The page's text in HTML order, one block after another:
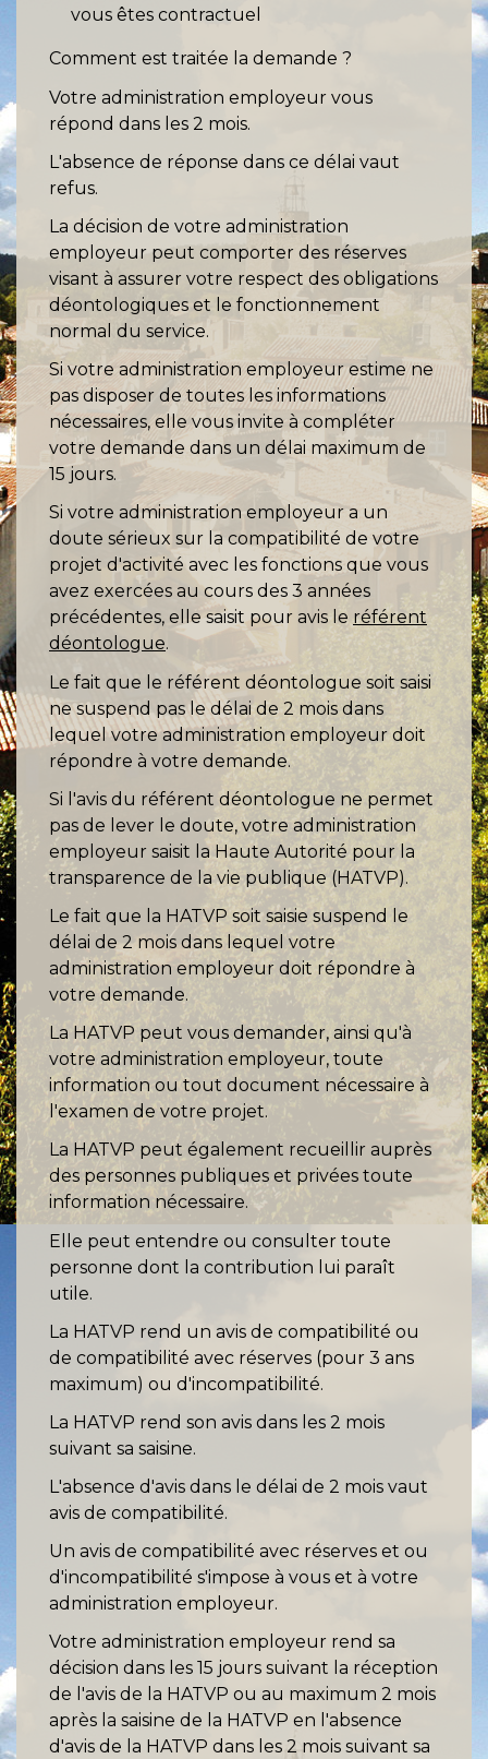
vous êtes contractuel
Comment est traitée la demande ?
Votre administration employeur vous
répond dans les 2 mois.
L'absence de réponse dans ce délai vaut
refus.
La décision de votre administration
employeur peut comporter des réserves
visant à assurer votre respect des obligations
déontologiques et le fonctionnement
normal du service.
Si votre administration employeur estime ne
pas disposer de toutes les informations
nécessaires, elle vous invite à compléter
votre demande dans un délai maximum de
15 jours.
Si votre administration employeur a un
doute sérieux sur la compatibilité de votre
projet d'activité avec les fonctions que vous
avez exercées au cours des 3 années
précédentes, elle saisit pour avis le référent
déontologue.
Le fait que le référent déontologue soit saisi
ne suspend pas le délai de 2 mois dans
lequel votre administration employeur doit
répondre à votre demande.
Si l'avis du référent déontologue ne permet
pas de lever le doute, votre administration
employeur saisit la Haute Autorité pour la
transparence de la vie publique (HATVP).
Le fait que la HATVP soit saisie suspend le
délai de 2 mois dans lequel votre
administration employeur doit répondre à
votre demande.
La HATVP peut vous demander, ainsi qu'à
votre administration employeur, toute
information ou tout document nécessaire à
l'examen de votre projet.
La HATVP peut également recueillir auprès
des personnes publiques et privées toute
information nécessaire.
Elle peut entendre ou consulter toute
personne dont la contribution lui paraît
utile.
La HATVP rend un avis de compatibilité ou
de compatibilité avec réserves (pour 3 ans
maximum) ou d'incompatibilité.
La HATVP rend son avis dans les 2 mois
suivant sa saisine.
L'absence d'avis dans le délai de 2 mois vaut
avis de compatibilité.
Un avis de compatibilité avec réserves et ou
d'incompatibilité s'impose à vous et à votre
administration employeur.
Votre administration employeur rend sa
décision dans les 15 jours suivant la réception
de l'avis de la HATVP ou au maximum 2 mois
après la saisine de la HATVP en l'absence
d'avis de la HATVP dans les 2 mois suivant sa